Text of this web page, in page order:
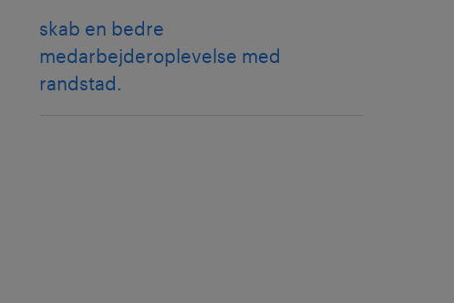
skab en bedre
medarbejderoplevelse med
randstad.